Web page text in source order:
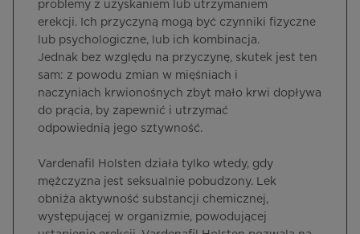
problemy z uzyskaniem lub utrzymaniem
erekcji. Ich przyczyną mogą być czynniki fizyczne
lub psychologiczne, lub ich kombinacja.
Jednak bez względu na przyczynę, skutek jest ten
sam: z powodu zmian w mięśniach i
naczyniach krwionośnych zbyt mało krwi dopływa
do prącia, by zapewnić i utrzymać
odpowiednią jego sztywność.
Vardenafil Holsten działa tylko wtedy, gdy
mężczyzna jest seksualnie pobudzony. Lek
obniża aktywność substancji chemicznej,
występującej w organizmie, powodującej